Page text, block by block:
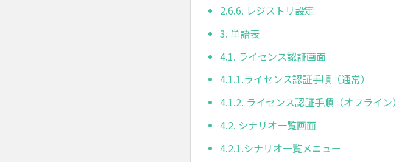
2.6.6. レジストリ設定
3. 単語表
4.1. ライセンス認証画面
4.1.1.ライセンス認証手順（通常）
4.1.2. ライセンス認証手順（オフライン）
4.2. シナリオ一覧画面
4.2.1.シナリオ一覧メニュー